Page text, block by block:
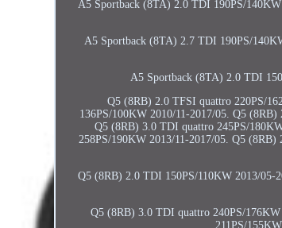
A5 Sportback (8TA) 2.0 TDI 190PS/
A5 Sportback (8TA) 2.7 TDI 190PS/
A5 Sportback (8TA) 2.0 TDI
Q5 (8RB) 2.0 TFSI quattro 220PS/
136PS/100KW 2010/11-2017/05. Q5
Q5 (8RB) 3.0 TDI quattro 245PS/
258PS/190KW 2013/11-2017/05. Q5
Q5 (8RB) 2.0 TDI 150PS/110KW 2013/05-
Q5 (8RB) 3.0 TDI quattro 240PS/
211PS/